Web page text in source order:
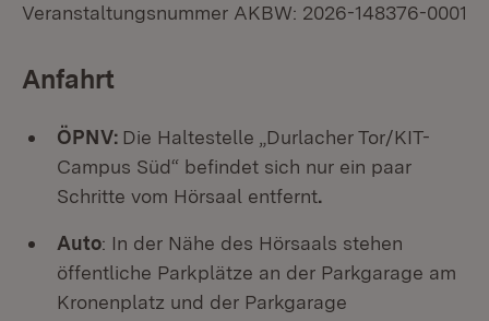
Veranstaltungsnummer AKBW: 2026-148376-0001
Anfahrt
ÖPNV: Die Haltestelle „Durlacher Tor/KIT-
Campus Süd“ befindet sich nur ein paar
Schritte vom Hörsaal entfernt.
Auto: In der Nähe des Hörsaals stehen
öffentliche Parkplätze an der Parkgarage am
Kronenplatz und der Parkgarage